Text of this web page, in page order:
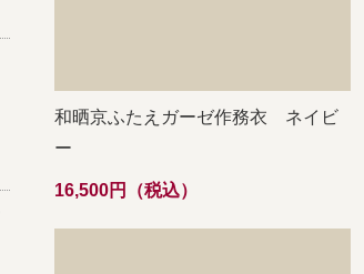
和晒京ふたえガーゼ作務衣 ネイビ
ー
16,500円（税込）